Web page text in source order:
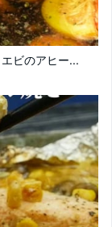
ビのアヒー...